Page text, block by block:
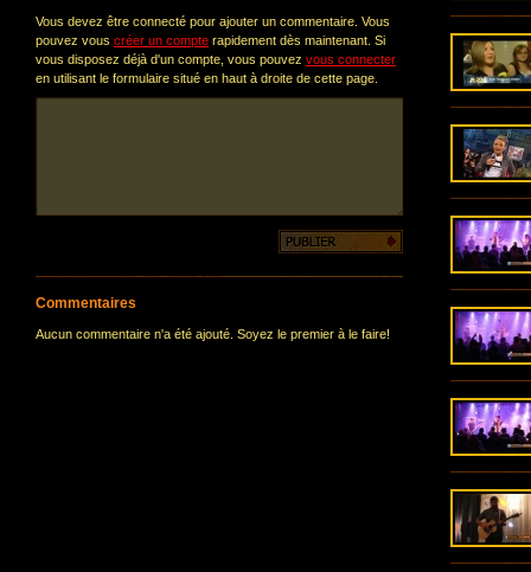
Vous devez être connecté pour ajouter un commentaire. Vous
pouvez vous créer un compte rapidement dès maintenant. Si
vous disposez déjà d'un compte, vous pouvez vous connecter
en utilisant le formulaire situé en haut à droite de cette page.
Commentaires
Aucun commentaire n'a été ajouté. Soyez le premier à le faire!